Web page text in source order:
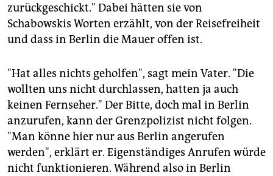
zurückgeschickt." Dabei hätten sie von
Schabowskis Worten erzählt, von der Reisefreiheit
und dass in Berlin die Mauer offen ist.
"Hat alles nichts geholfen", sagt mein Vater. "Die
wollten uns nicht durchlassen, hatten ja auch
keinen Fernseher." Der Bitte, doch mal in Berlin
anzurufen, kann der Grenzpolizist nicht folgen.
"Man könne hier nur aus Berlin angerufen
werden", erklärt er. Eigenständiges Anrufen würde
nicht funktionieren. Während also in Berlin